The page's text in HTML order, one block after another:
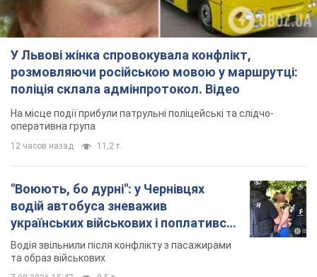
11,2 т.
"Воюють, бо дурні": у Чернівцях
водій автобуса зневажив
українських військових і поплатився.
Відео
та образ військових
"Не слідкує за сексуальністю": у
Києві консультант салону краси
образив жінку після хімієтерапії,
розгорівся скандал. Фото
зовнішності жінки, сказавши, що вона носить
"чоловічу стрижку"